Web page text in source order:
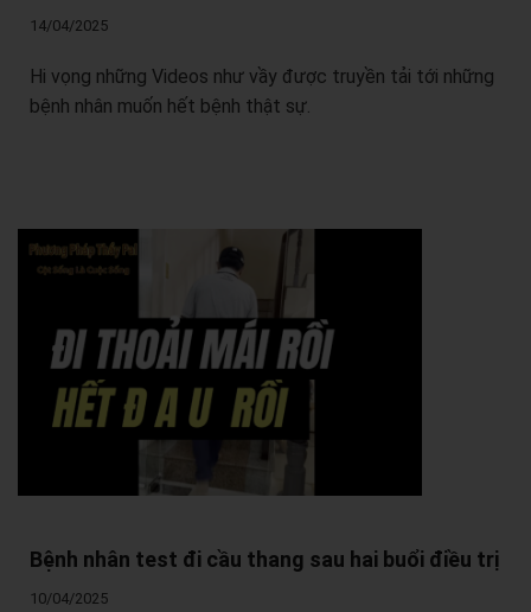
14/04/2025
Hi vọng những Videos như vầy được truyền tải tới những
bệnh nhân muốn hết bệnh thật sự.
Bệnh nhân test đi cầu thang sau hai buổi điều trị
10/04/2025